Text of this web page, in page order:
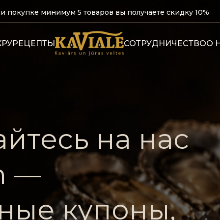
покупке минимум 5 товаров вы получаете скидку 10%
РЕЦЕПТЫ СОТРУДНИЧЕСТВОО
устрицы ×
вино
на нас
—
купоны,
доставка